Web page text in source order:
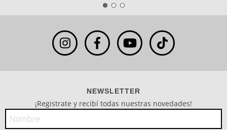
NEWSLETTER
¡Registrate y recibí todas nuestras novedades!